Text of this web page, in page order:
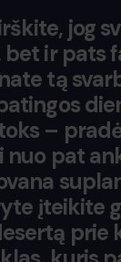
jog
bet ir pats
tą
–
nuo pat
įteikite
prie